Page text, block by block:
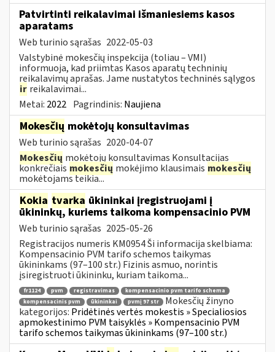
Patvirtinti reikalavimai išmaniesiems kasos
aparatams
Web turinio sąrašas 2022-05-03
Valstybinė mokesčių inspekcija (toliau – VMI)
informuoja, kad priimtas Kasos aparatų techninių
reikalavimų aprašas. Jame nustatytos techninės sąlygos
ir reikalavimai...
Metai: 2022 Pagrindinis: Naujiena
Mokesčių mokėtojų konsultavimas
Web turinio sąrašas 2020-04-07
Mokesčių mokėtojų konsultavimas Konsultacijas
konkrečiais mokesčių mokėjimo klausimais mokesčių
mokėtojams teikia...
Kokia tvarka ūkininkai įregistruojami į
ūkininkų, kuriems taikoma kompensacinio PVM
Web turinio sąrašas 2025-05-26
Registracijos numeris KM0954 Ši informacija skelbiama:
Kompensacinio PVM tarifo schemos taikymas
ūkininkams (97–100 str.) Fizinis asmuo, norintis
įsiregistruoti ūkininku, kuriam taikoma...
fr1124 pvm registravimas
kompensacinio pvm tarifo schema
kompensacinis pvm
ūkininkai pvmį 97 str
Mokesčių žinyno
kategorijos: Pridėtinės vertės mokestis » Specialiosios
apmokestinimo PVM taisyklės » Kompensacinio PVM
tarifo schemos taikymas ūkininkams (97–100 str.)